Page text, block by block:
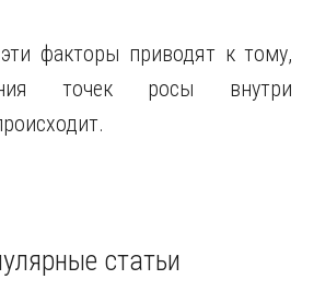
факторы приводят к тому,
точек росы внутри
статьи